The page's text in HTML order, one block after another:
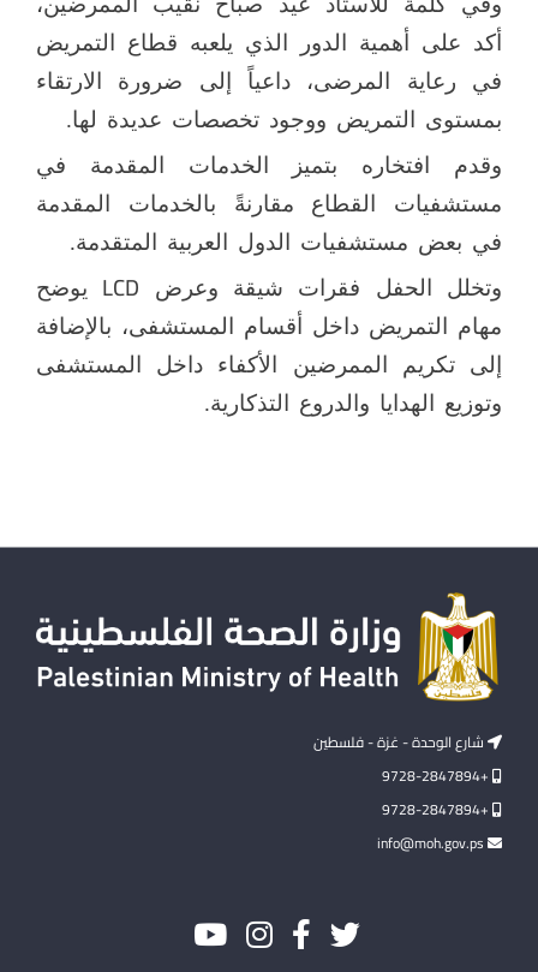
أكد على أهمية الدور الذي يلعبه قطاع التمريض
في رعاية المرضى، داعياً إلى ضرورة الارتقاء
بمستوى التمريض ووجود تخصصات عديدة لها.
وقدم افتخاره بتميز الخدمات المقدمة في
مستشفيات القطاع مقارنةً بالخدمات المقدمة
في بعض مستشفيات الدول العربية المتقدمة.
وتخلل الحفل فقرات شيقة وعرض LCD يوضح
مهام التمريض داخل أقسام المستشفى، بالإضافة
إلى تكريم الممرضين الأكفاء داخل المستشفى
وتوزيع الهدايا والدروع التذكارية.
شارع الوحدة - غزة - فلسطين
+9728-2847894
+9728-2847894